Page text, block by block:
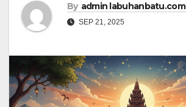
By admin labuhanbatu.com
SEP 21, 2025